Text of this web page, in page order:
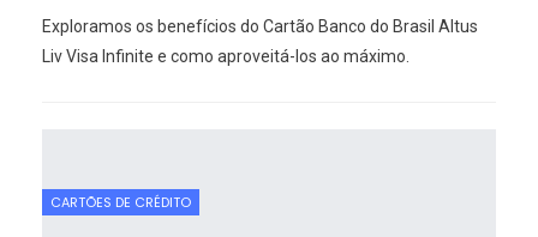
Exploramos os benefícios do Cartão Banco do Brasil Altus
Liv Visa Infinite e como aproveitá-los ao máximo.
CARTÕES DE CRÉDITO